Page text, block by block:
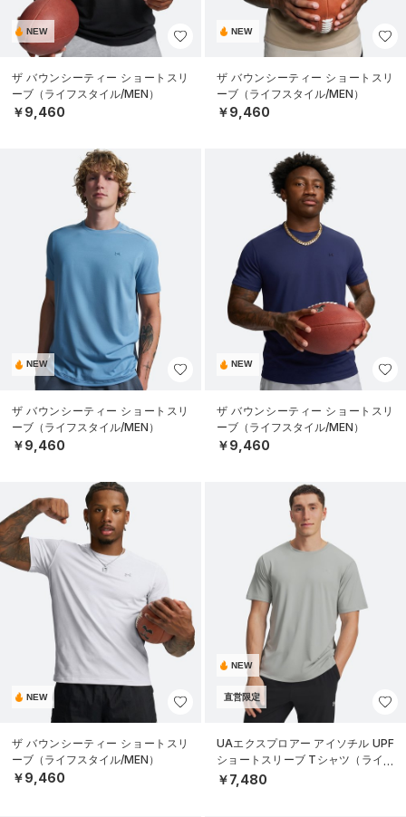
NEW
ザ バウンシーティー ショートスリ
ーブ（ライフスタイル/MEN）
￥9,460
NEW
ザ バウンシーティー ショートスリ
ーブ（ライフスタイル/MEN）
￥9,460
NEW
ザ バウンシーティー ショートスリ
ーブ（ライフスタイル/MEN）
￥9,460
NEW
ザ バウンシーティー ショートスリ
ーブ（ライフスタイル/MEN）
￥9,460
NEW
ザ バウンシーティー ショートスリ
ーブ（ライフスタイル/MEN）
￥9,460
NEW
直営限定
UAエクスプロアー アイソチル UPF
ショートスリーブ Tシャツ（ライフ
スタイル/MEN）
￥7,480